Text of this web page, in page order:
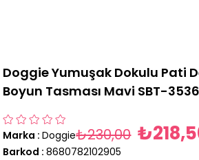
Doggie Yumuşak Dokulu Pati
Boyun Tasması Mavi SBT-
Marka : Doggie₺230,00
Barkod : 8680782102905